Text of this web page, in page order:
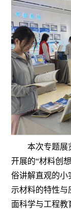
本次专题展
开展的“材料创
俗讲解直观的小
示材料的特性与
面科学与工程教